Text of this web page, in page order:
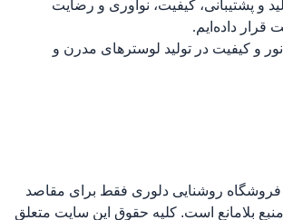
و پشتیبانی، کیفیت، نوآوری و رضایت
قرار داده‌ایم.
نور و کیفیت در تولید لوسترهای مدرن و
فروشگاه روشنایی دلوری فقط برای مقاصد
بلامانع است. کلیه حقوق این سایت متعلق